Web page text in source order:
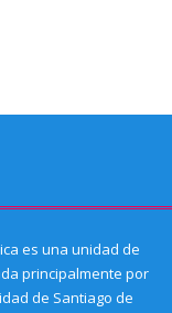
es una unidad de
principalmente por
de Santiago de